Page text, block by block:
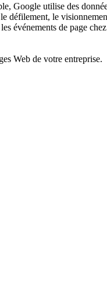
Google utilise des
défilement, le
événements de page
Web de votre entreprise.